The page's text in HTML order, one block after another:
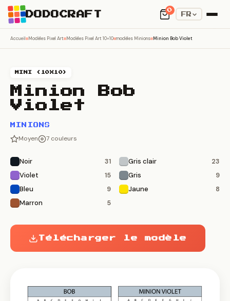
DODOCRAFT
0
FR
Accueil Modèles Pixel Art Modèles Pixel Art 10×10 modèles Minions Minion Bob Violet
MINI (10X10)
Minion Bob
Violet
MINIONS
Moyen 7 couleurs
Noir 31 Gris clair 23
Violet 15 Gris 9
Bleu 9 Jaune 8
Marron 5
Télécharger le modèle